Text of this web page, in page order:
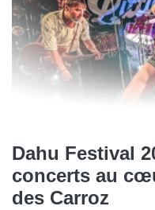
Dahu Festival
concerts au
des Carroz